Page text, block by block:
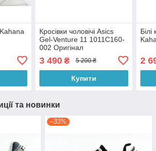
Кросівки чоловічі Asics
Gel-Venture 11 1011C160-
002 Оригінал
3 490₴ 5 200 ₴
Купити
2
та новинки
–33%